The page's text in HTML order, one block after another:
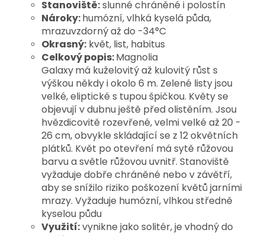
Stanoviště:slunné chráněné i polostín
Nároky:humózní, vlhká kyselá půda,
mrazuvzdorný až do -34°C
Okrasný: květ, list, habitus
Celkový popis:Magnolia
Galaxymá kuželovitý až kulovitý růst s
výškou někdy i okolo 6 m. Zelené listy jsou
velké, eliptické s tupou špičkou. Květy se
objevují v dubnu ještě před olistěním. Jsou
hvězdicovitě rozevřené, velmi velké až 20 -
26 cm, obvykle skládající se z 12 okvětních
plátků. Květ po otevření má sytě růžovou
barvu a světle růžovou uvnitř. Stanoviště
vyžaduje dobře chráněné nebo v závětří,
aby se snížilo riziko poškození květů jarními
mrazy. Vyžaduje humózní, vlhkou středně
kyselou půdu
Využití:vynikne jako solitér, je vhodný do